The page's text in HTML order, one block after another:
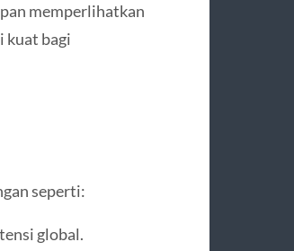
memperlihatkan
kuat bagi
seperti:
global.